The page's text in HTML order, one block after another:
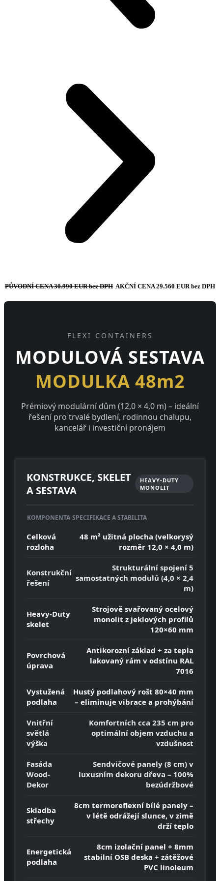
PŮVODNÍ CENA 30.990 EUR bez DPH AKČNÍ CENA 29.560 EUR bez DPH
FLEXI CONTAINERS
MODULOVÁ SESTAVA
MODULKA 48m2
Prémiový modulární dům (12,0 × 4,0 m) – ideální
řešení pro trvalé bydlení, rodinnou chalupu,
kancelář i investiční pronájem
KONSTRUKCE, SKELET
A SESTAVA
HEAVY-DUTY
MONOLIT
KOMPONENTA SPECIFIKACE A STABILITA
Celková
rozloha
48 m² užitná plocha (velkorysý
rozměr 12,0 × 4,0 m)
Konstrukční
řešení
Strukturální spojení 5
samostatných modulů (4,0 × 2,4
m)
Heavy-Duty
skelet
Strojově svařovaný ocelový
monolit z jeklových profilů
120×60 mm
Povrchová
úprava
Antikorozní základ + za tepla
lakovaný rám v odstínu RAL
7016
Vystužená
podlaha
Hustý podlahový rošt 80×40 mm
– eliminuje vibrace a prohýbání
Vnitřní
světlá
výška
Komfortních cca 235 cm pro
optimální objem vzduchu a
vzdušnost
Fasáda
Wood-
Dekor
Sendvičové panely (8 cm) v
luxusním dekoru dřeva – 100%
bezúdržbové
Skladba
střechy
8cm termoreflexní bílé panely –
v létě odrážejí slunce, v zimě
drží teplo
Energetická
podlaha
8cm izolační panel + 8mm
stabilní OSB deska + zátěžové
PVC linoleum